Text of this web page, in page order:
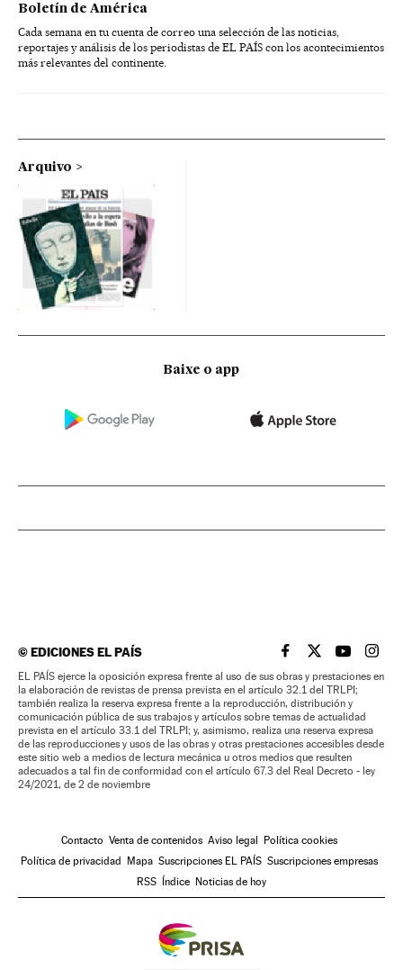
Boletín de América
Cada semana en tu cuenta de correo una selección de las noticias,
reportajes y análisis de los periodistas de EL PAÍS con los acontecimientos
más relevantes del continente.
Arquivo
Baixe o app
©EDICIONES EL PAÍS EL PAÍS BRASIL EN
EL PAÍSEL PAÍS
EL
EL PAÍS ejerce la oposición expresa frente al uso de sus obras y prestaciones en
la elaboración de revistas de prensa prevista en el artículo 32.1 del TRLPI;
también realiza la reserva expresa frente a la reproducción, distribución y
comunicación pública de sus trabajos y artículos sobre temas de actualidad
prevista en el artículo 33.1 del TRLPI; y, asimismo, realiza una reserva expresa
de las reproducciones y usos de las obras y otras prestaciones accesibles desde
este sitio web a medios de lectura mecánica u otros medios que resulten
adecuados a tal fin de conformidad con el artículo 67.3 del Real Decreto - ley
24/2021, de 2 de noviembre
Contacto Venta de contenidos Aviso legal
Política cookies
Política de privacidad
Mapa Suscripciones EL PAÍS Suscripciones empresas
RSS
Índice Noticias de hoy